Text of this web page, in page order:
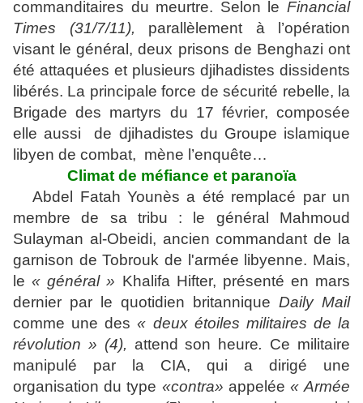
commanditaires du meurtre. Selon le Financial
Times (31/7/11), parallèlement à l’opération
visant le général, deux prisons de Benghazi ont
été attaquées et plusieurs djihadistes dissidents
libérés. La principale force de sécurité rebelle, la
Brigade des martyrs du 17 février, composée
elle aussi de djihadistes du Groupe islamique
libyen de combat, mène l’enquête…
Climat de méfiance et paranoïa
Abdel Fatah Younès a été remplacé par un
membre de sa tribu : le général Mahmoud
Sulayman al-Obeidi, ancien commandant de la
garnison de Tobrouk de l'armée libyenne. Mais,
le« général » Khalifa Hifter, présenté en mars
dernier par le quotidien britannique Daily Mail
comme une des« deux étoiles militaires de la
révolution » (4), attend son heure. Ce militaire
manipulé par la CIA, qui a dirigé une
organisation du type «contra» appelée « Armée